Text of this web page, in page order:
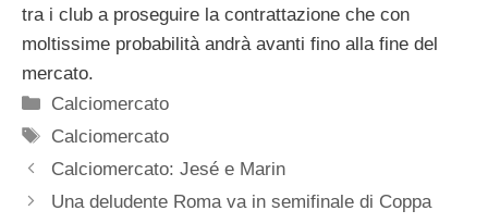
tra i club a proseguire la contrattazione che con
moltissime probabilità andrà avanti fino alla fine del
mercato.
Categorie
Calciomercato
Tag
Calciomercato
Calciomercato: Jesé e Marin
Una deludente Roma va in semifinale di Coppa